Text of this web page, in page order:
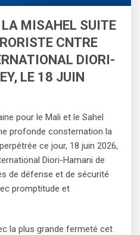
MISAHEL SUITE
CNTRE
DIORI-
LE 18 JUIN
pour le Mali et le Sahel
profonde consternation la
ce jour, 18 juin 2026,
Diori-Hamani de
de défense et de sécurité
promptitude et
la plus grande fermeté cet